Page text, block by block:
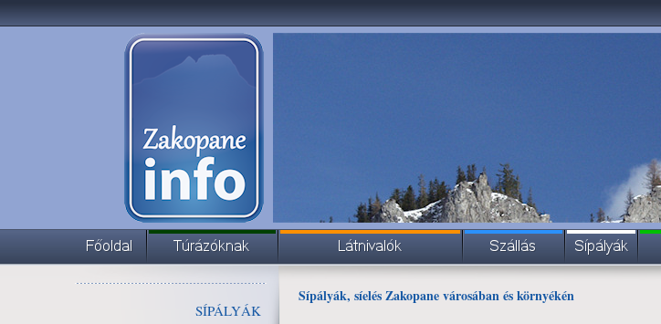
SÍPÁLYÁK
Sípályák, síelés Zakopane városában és környékén